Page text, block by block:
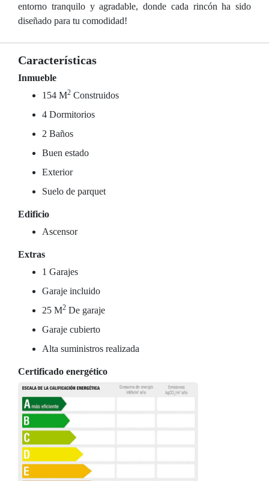
entorno tranquilo y agradable, donde cada rincón ha sido
diseñado para tu comodidad!
Características
Inmueble
154 M2 Construidos
4 Dormitorios
2 Baños
Buen estado
Exterior
Suelo de parquet
Edificio
Ascensor
Extras
1 Garajes
Garaje incluido
25 M2 De garaje
Garaje cubierto
Alta suministros realizada
Certificado energético